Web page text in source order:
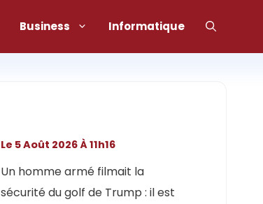
Business Informatique
Un homme armé filmait la
sécurité du golf de Trump : il est
Le 5 Août 2026 À 11h16